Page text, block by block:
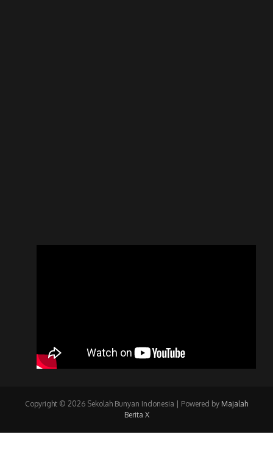
Copyright © 2026 Sekolah Bunyan Indonesia | Powered by Majalah
Berita X